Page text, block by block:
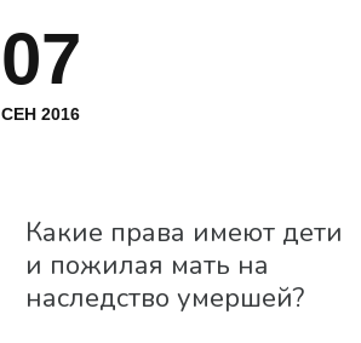
07
СЕН 2016
Какие права имеют дети
и пожилая мать на
наследство умершей?